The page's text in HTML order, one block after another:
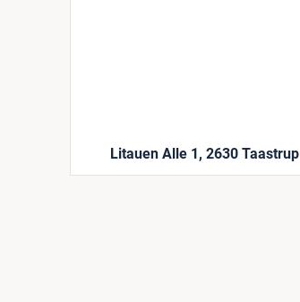
Litauen Alle 1, 2630 Taastrup